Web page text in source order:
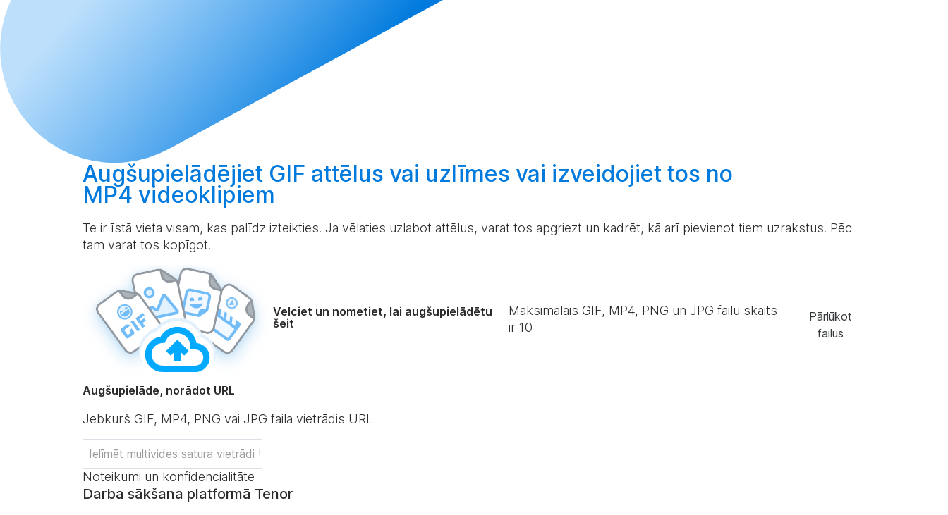
Augšupielādējiet GIF attēlus vai uzlīmes vai izveidojiet tos no
MP4 videoklipiem
Te ir īstā vieta visam, kas palīdz izteikties. Ja vēlaties uzlabot attēlus, varat tos apgriezt un kadrēt, kā arī pievienot tiem uzrakstus. Pēc
tam varat tos kopīgot.
Velciet un nometiet, lai augšupielādētu
šeit
Maksimālais GIF, MP4, PNG un JPG failu skaits
ir 10
Pārlūkot
failus
Augšupielāde, norādot URL
Jebkurš GIF, MP4, PNG vai JPG faila vietrādis URL
Noteikumi un konfidencialitāte
Darba sākšana platformā Tenor